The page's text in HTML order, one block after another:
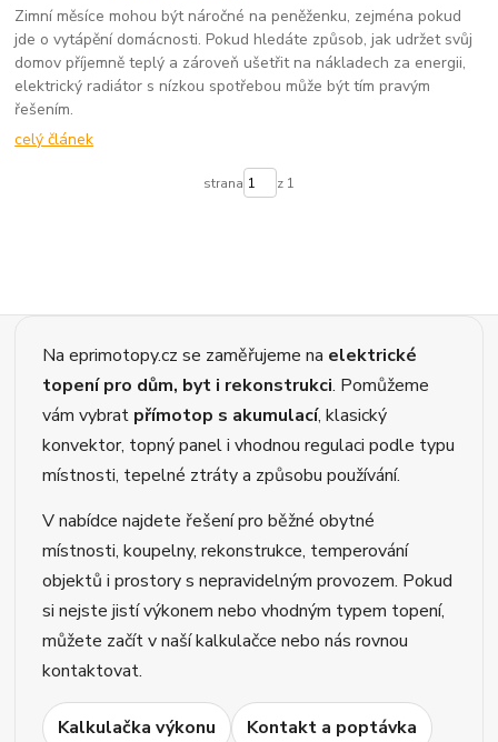
Zimní měsíce mohou být náročné na peněženku, zejména pokud
jde o vytápění domácnosti. Pokud hledáte způsob, jak udržet svůj
domov příjemně teplý a zároveň ušetřit na nákladech za energii,
elektrický radiátor s nízkou spotřebou může být tím pravým
řešením.
celý článek
strana z 1
Na eprimotopy.cz se zaměřujeme na elektrické
topení pro dům, byt i rekonstrukci. Pomůžeme
vám vybrat přímotop s akumulací, klasický
konvektor, topný panel i vhodnou regulaci podle typu
místnosti, tepelné ztráty a způsobu používání.
V nabídce najdete řešení pro běžné obytné
místnosti, koupelny, rekonstrukce, temperování
objektů i prostory s nepravidelným provozem. Pokud
si nejste jistí výkonem nebo vhodným typem topení,
můžete začít v naší kalkulačce nebo nás rovnou
kontaktovat.
Kalkulačka výkonu Kontakt a poptávka